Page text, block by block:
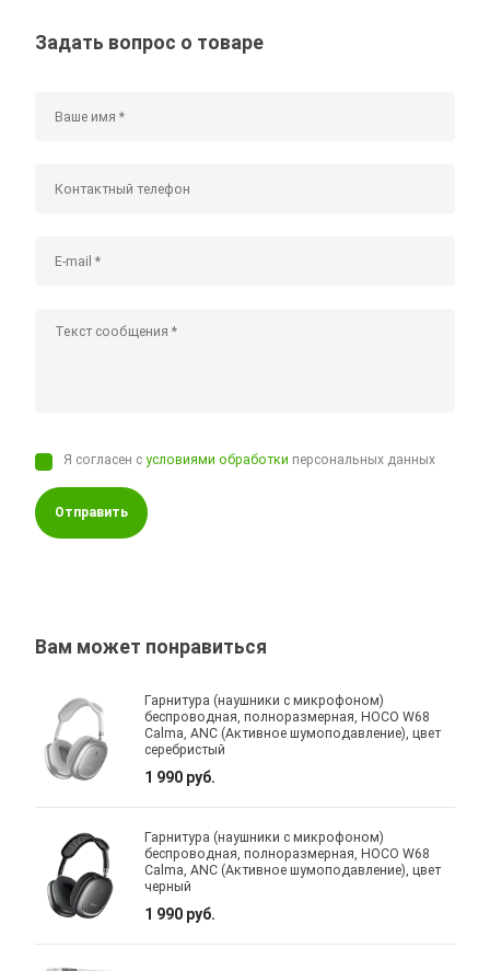
Задать вопрос о товаре
Я согласен сусловиями обработки персональных данных
Отправить
Вам может понравиться
Гарнитура (наушники с микрофоном)
беспроводная, полноразмерная, HOCO W68
Calma, ANC (Активное шумоподавление), цвет
серебристый
1 990 руб.
Гарнитура (наушники с микрофоном)
беспроводная, полноразмерная, HOCO W68
Calma, ANC (Активное шумоподавление), цвет
черный
1 990 руб.